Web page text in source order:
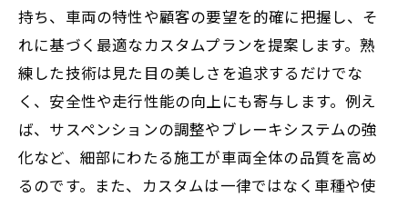
持ち、車両の特性や顧客の要望を的確に把握し、そ
れに基づく最適なカスタムプランを提案します。熟
練した技術は見た目の美しさを追求するだけでな
く、安全性や走行性能の向上にも寄与します。例え
ば、サスペンションの調整やブレーキシステムの強
化など、細部にわたる施工が車両全体の品質を高め
るのです。また、カスタムは一律ではなく車種や使